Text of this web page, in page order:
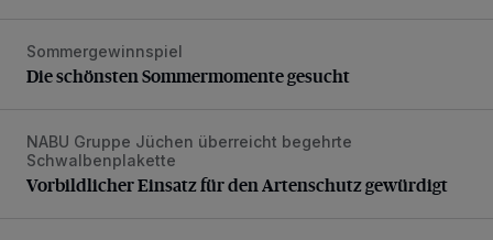
Die schönsten Sommermomente gesucht
Sommergewinnspiel
Die schönsten Sommermomente gesucht
Vorbildlicher Einsatz für den Artenschutz gewürdigt
NABU Gruppe Jüchen überreicht begehrte
Schwalbenplakette
Vorbildlicher Einsatz für den Artenschutz gewürdigt